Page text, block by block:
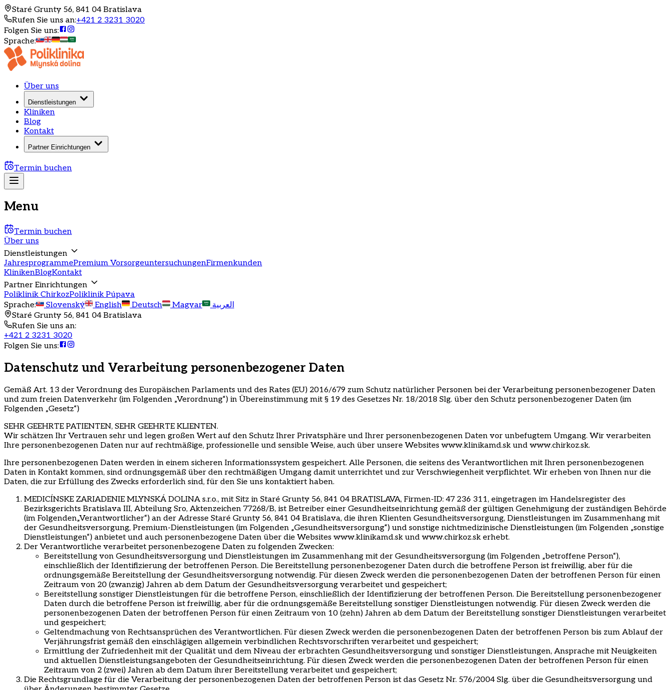
Staré Grunty 56, 841 04 Bratislava
Rufen Sie uns an:+421 2 3231 3020
Folgen Sie uns:
Sprache:
Über uns
Dienstleistungen
Kliniken
Blog
Kontakt
Partner Einrichtungen
Termin buchen
Menu
Termin buchen
Über uns
Dienstleistungen
JahresprogrammePremium VorsorgeuntersuchungenFirmenkunden
KlinikenBlogKontakt
Partner Einrichtungen
Poliklinik ChirkozPoliklinik Púpava
Sprache: Slovenský English Deutsch Magyar
العربية
Staré Grunty 56, 841 04 Bratislava
Rufen Sie uns an:
+421 2 3231 3020
Folgen Sie uns:
Datenschutz und Verarbeitung personenbezogener Daten
Gemäß Art. 13 der Verordnung des Europäischen Parlaments und des Rates (EU) 2016/679 zum Schutz natürlicher Personen bei der Verarbeitung personenbezogener Daten
und zum freien Datenverkehr (im Folgenden „Verordnung“) in Übereinstimmung mit § 19 des Gesetzes Nr. 18/2018 Slg. über den Schutz personenbezogener Daten (im
Folgenden „Gesetz“)
SEHR GEEHRTE PATIENTEN, SEHR GEEHRTE KLIENTEN.
Wir schätzen Ihr Vertrauen sehr und legen großen Wert auf den Schutz Ihrer Privatsphäre und Ihrer personenbezogenen Daten vor unbefugtem Umgang. Wir verarbeiten
Ihre personenbezogenen Daten nur auf rechtmäßige, professionelle und sensible Weise, auch über unsere Websites www.klinikamd.sk und www.chirkoz.sk.
Ihre personenbezogenen Daten werden in einem sicheren Informationssystem gespeichert. Alle Personen, die seitens des Verantwortlichen mit Ihren personenbezogenen
Daten in Kontakt kommen, sind ordnungsgemäß über den rechtmäßigen Umgang damit unterrichtet und zur Verschwiegenheit verpflichtet. Wir erheben von Ihnen nur die
Daten, die zur Erfüllung des Zwecks erforderlich sind, für den Sie uns kontaktiert haben.
MEDICÍNSKE ZARIADENIE MLYNSKÁ DOLINA s.r.o., mit Sitz in Staré Grunty 56, 841 04 BRATISLAVA, Firmen-ID: 47 236 311, eingetragen im Handelsregister des
Bezirksgerichts Bratislava III, Abteilung Sro, Aktenzeichen 77268/B, ist Betreiber einer Gesundheitseinrichtung gemäß der gültigen Genehmigung der zuständigen Behörde
(im Folgenden„Verantwortlicher“) an der Adresse Staré Grunty 56, 841 04 Bratislava, die ihren Klienten Gesundheitsversorgung, Dienstleistungen im Zusammenhang mit
der Gesundheitsversorgung, Premium-Dienstleistungen (im Folgenden „Gesundheitsversorgung“) und sonstige nichtmedizinische Dienstleistungen (im Folgenden „sonstige
Dienstleistungen“) anbietet und auch personenbezogene Daten über die Websites www.klinikamd.sk und www.chirkoz.sk erhebt.
Der Verantwortliche verarbeitet personenbezogene Daten zu folgenden Zwecken:
Bereitstellung von Gesundheitsversorgung und Dienstleistungen im Zusammenhang mit der Gesundheitsversorgung (im Folgenden „betroffene Person“),
einschließlich der Identifizierung der betroffenen Person. Die Bereitstellung personenbezogener Daten durch die betroffene Person ist freiwillig, aber für die
ordnungsgemäße Bereitstellung der Gesundheitsversorgung notwendig. Für diesen Zweck werden die personenbezogenen Daten der betroffenen Person für einen
Zeitraum von 20 (zwanzig) Jahren ab dem Datum der Gesundheitsversorgung verarbeitet und gespeichert;
Bereitstellung sonstiger Dienstleistungen für die betroffene Person, einschließlich der Identifizierung der betroffenen Person. Die Bereitstellung personenbezogener
Daten durch die betroffene Person ist freiwillig, aber für die ordnungsgemäße Bereitstellung sonstiger Dienstleistungen notwendig. Für diesen Zweck werden die
personenbezogenen Daten der betroffenen Person für einen Zeitraum von 10 (zehn) Jahren ab dem Datum der Bereitstellung sonstiger Dienstleistungen verarbeitet
und gespeichert;
Geltendmachung von Rechtsansprüchen des Verantwortlichen. Für diesen Zweck werden die personenbezogenen Daten der betroffenen Person bis zum Ablauf der
Verjährungsfrist gemäß den einschlägigen allgemein verbindlichen Rechtsvorschriften verarbeitet und gespeichert;
Ermittlung der Zufriedenheit mit der Qualität und dem Niveau der erbrachten Gesundheitsversorgung und sonstiger Dienstleistungen, Ansprache mit Neuigkeiten
und aktuellen Dienstleistungsangeboten der Gesundheitseinrichtung. Für diesen Zweck werden die personenbezogenen Daten der betroffenen Person für einen
Zeitraum von 2 (zwei) Jahren ab dem Datum ihrer Bereitstellung verarbeitet und gespeichert;
Die Rechtsgrundlage für die Verarbeitung der personenbezogenen Daten der betroffenen Person ist das Gesetz Nr. 576/2004 Slg. über die Gesundheitsversorgung und